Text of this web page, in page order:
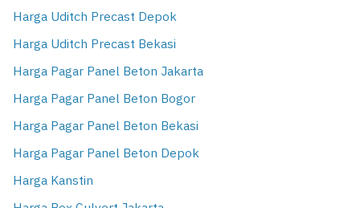
Harga Uditch Precast Depok
Harga Uditch Precast Bekasi
Harga Pagar Panel Beton Jakarta
Harga Pagar Panel Beton Bogor
Harga Pagar Panel Beton Bekasi
Harga Pagar Panel Beton Depok
Harga Kanstin